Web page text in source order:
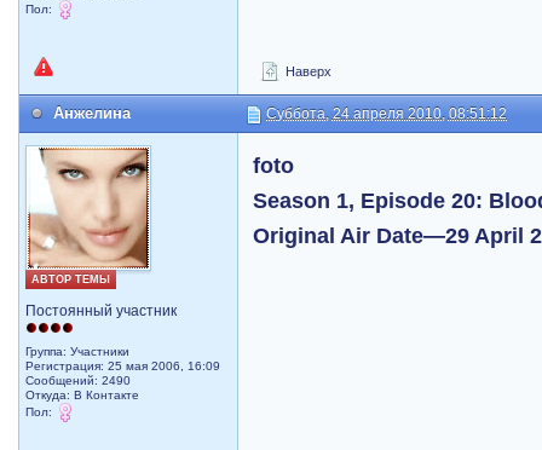
Пол:
Наверх
Анжелина Суббота, 24 апреля 2010, 08:51:12
АВТОР ТЕМЫ
Постоянный участник
Группа: Участники
Регистрация: 25 мая 2006, 16:09
Сообщений: 2490
Откуда: В Контакте
Пол:
foto
Season 1, Episode 20:
Original Air Date—29 April